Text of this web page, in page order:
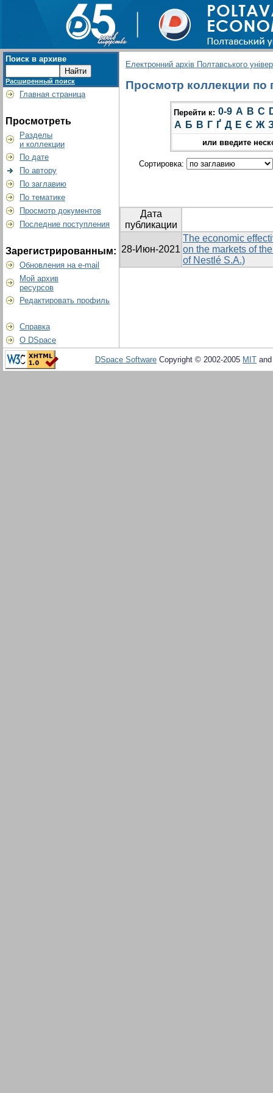
Поиск в архиве
Расширенный поиск
Главная страница
Просмотреть
Разделы
и коллекции
По дате
По автору
По заглавию
По тематике
Просмотр документов
Последние поступления
Зарегистрированным:
Обновления на e-mail
Мой архив
ресурсов
Редактировать профиль
Справка
О DSpace
Електронний архів Полтавського
Просмотр коллекции по
Перейти к: 0-9 A B C
А Б В Г Ґ Д Е Є Ж
или введите
Сортировка:
Дата
публикации
28-Июн-2021
The economic
on the markets of
of Nestlé S.A.)
DSpace Software Copyright © 2002-2005 MIT